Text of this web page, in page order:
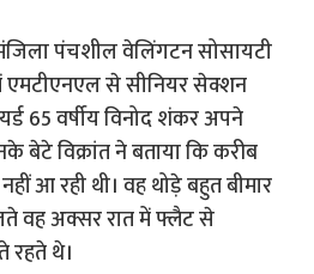
पंचशील वेलिंगटन सोसायटी
से सीनियर सेक्शन
65 वर्षीय विनोद शंकर अपने
बेटे विक्रांत ने बताया कि करीब
आ रही थी। वह थोड़े बहुत बीमार
वह अक्सर रात में फ्लैट से
रहते थे।